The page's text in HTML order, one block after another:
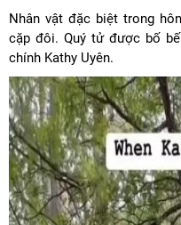
Nhân vật đặc biệt trong
cặp đôi. Quý tử được bố
chính Kathy Uyên.